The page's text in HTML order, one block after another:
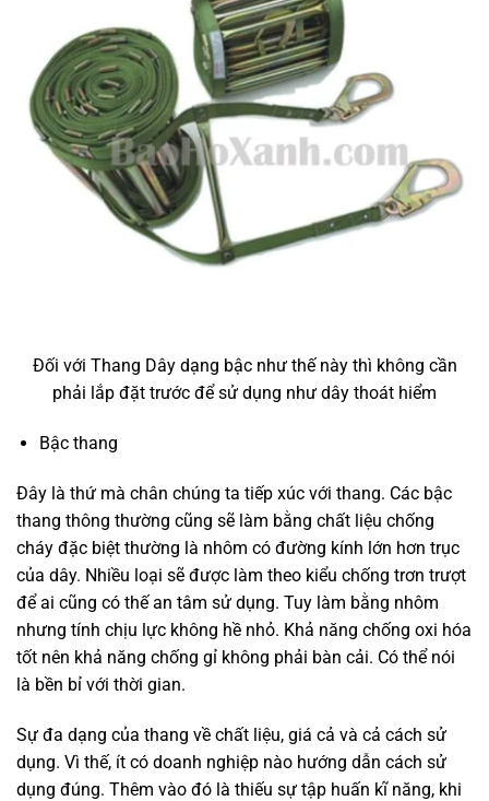
Đối với Thang Dây dạng bậc như thế này thì không cần
phải lắp đặt trước để sử dụng như dây thoát hiểm
Bậc thang
Đây là thứ mà chân chúng ta tiếp xúc với thang. Các bậc
thang thông thường cũng sẽ làm bằng chất liệu chống
cháy đặc biệt thường là nhôm có đường kính lớn hơn trục
của dây. Nhiều loại sẽ được làm theo kiểu chống trơn trượt
để ai cũng có thế an tâm sử dụng. Tuy làm bằng nhôm
nhưng tính chịu lực không hề nhỏ. Khả năng chống oxi hóa
tốt nên khả năng chống gỉ không phải bàn cải. Có thể nói
là bền bỉ với thời gian.
Sự đa dạng của thang về chất liệu, giá cả và cả cách sử
dụng. Vì thế, ít có doanh nghiệp nào hướng dẫn cách sử
dụng đúng. Thêm vào đó là thiếu sự tập huấn kĩ năng, khi